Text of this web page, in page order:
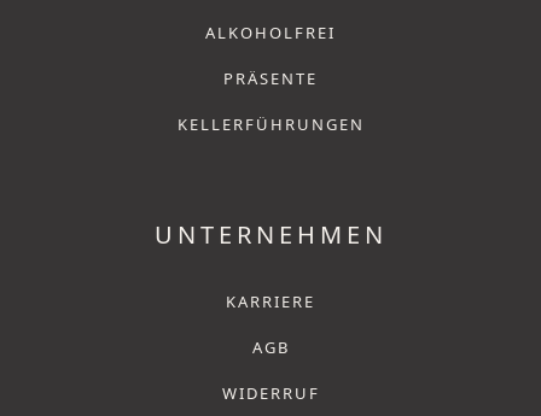
ALKOHOLFREI
PRÄSENTE
KELLERFÜHRUNGEN
UNTERNEHMEN
KARRIERE
AGB
WIDERRUF